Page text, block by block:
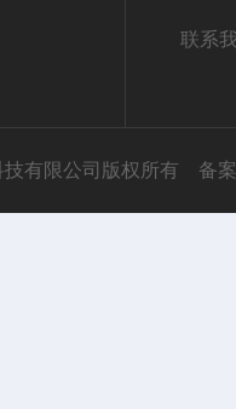
联系
技有限公司版权所有 备